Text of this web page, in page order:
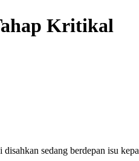
Kritikal
sedang berdepan isu